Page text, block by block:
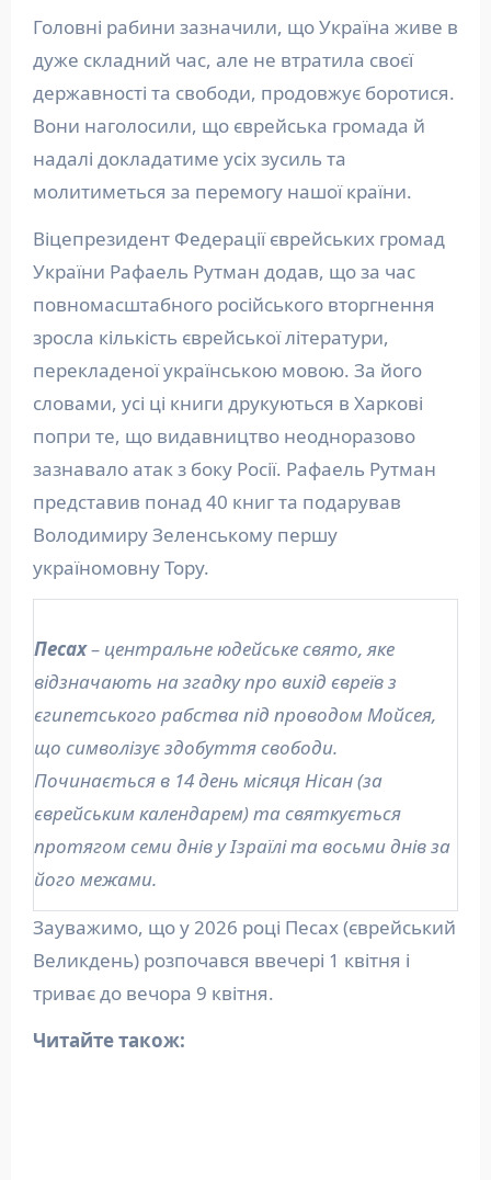
Головні рабини зазначили, що Україна живе в
дуже складний час, але не втратила своєї
державності та свободи, продовжує боротися.
Вони наголосили, що єврейська громада й
надалі докладатиме усіх зусиль та
молитиметься за перемогу нашої країни.
Віцепрезидент Федерації єврейських громад
України Рафаель Рутман додав, що за час
повномасштабного російського вторгнення
зросла кількість єврейської літератури,
перекладеної українською мовою. За його
словами, усі ці книги друкуються в Харкові
попри те, що видавництво неодноразово
зазнавало атак з боку Росії. Рафаель Рутман
представив понад 40 книг та подарував
Володимиру Зеленському першу
україномовну Тору.
Песах– центральне юдейське свято, яке
відзначають на згадку про вихід євреїв з
єгипетського рабства під проводом Мойсея,
що символізує здобуття свободи.
Починається в 14 день місяця Нісан (за
єврейським календарем) та святкується
протягом семи днів у Ізраїлі та восьми днів за
його межами.
Зауважимо, що у 2026 році Песах (єврейський
Великдень) розпочався ввечері 1 квітня і
триває до вечора 9 квітня.
Читайте також: